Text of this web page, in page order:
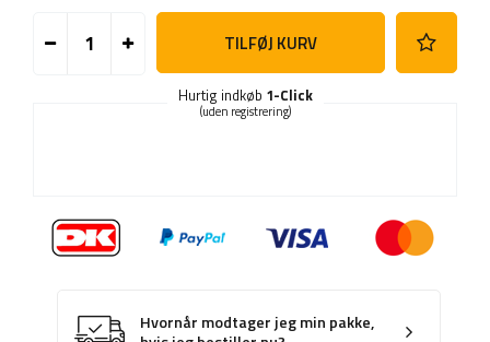
TILFØJ KURV
Hurtig indkøb 1-Click
(uden registrering)
Hvornår modtager jeg min pakke,